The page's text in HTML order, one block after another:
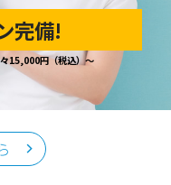
完備!
15,000円（税込）～